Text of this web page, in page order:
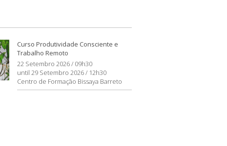
Curso Produtividade Consciente e
Trabalho Remoto
22 Setembro 2026 / 09h30
until 29 Setembro 2026 / 12h30
Centro de Formação Bissaya Barreto